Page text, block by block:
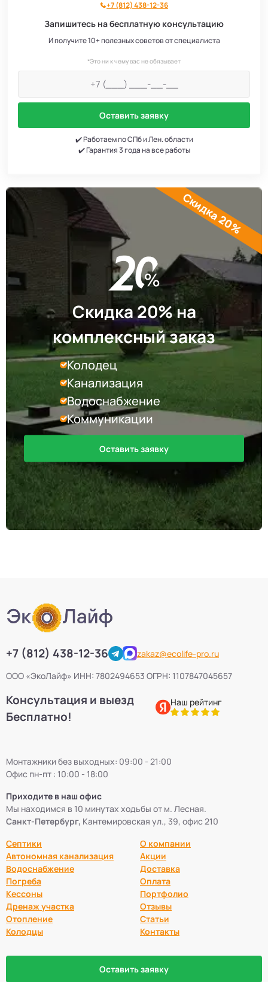
+7 (812) 438-12-36
Запишитесь на бесплатную консультацию
И получите 10+ полезных советов от специалиста
*Это ни к чему вас не обязывает
Оставить заявку
✔️ Работаем по СПб и Лен. области
✔️ Гарантия 3 года на все работы
Скидка 20% на
комплексный заказ
Колодец
Канализация
Водоснабжение
Коммуникации
Оставить заявку
Скидка 20%
+7 (812) 438-12-36
zakaz@ecolife-pro.ru
ООО «ЭкоЛайф» ИНН: 7802494653 ОГРН: 1107847045657
Консультация и выезд
Бесплатно!
Наш рейтинг
Монтажники без выходных: 09:00 - 21:00
Офис пн-пт : 10:00 - 18:00
Приходите в наш офис
Мы находимся в 10 минутах ходьбы от м. Лесная.
Санкт-Петербург, Кантемировская ул., 39, офис 210
Септики
Автономная канализация
Водоснабжение
Погреба
Кессоны
Дренаж участка
Отопление
Колодцы
О компании
Акции
Доставка
Оплата
Портфолио
Отзывы
Статьи
Контакты
Оставить заявку